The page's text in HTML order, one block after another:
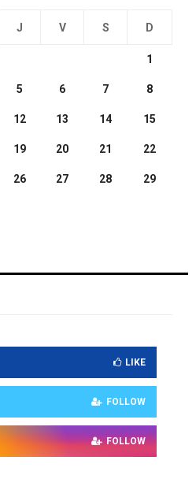
J V S D
1
5 6 7 8
12 13 14 15
19 20 21 22
26 27 28 29
LIKE
FOLLOW
FOLLOW